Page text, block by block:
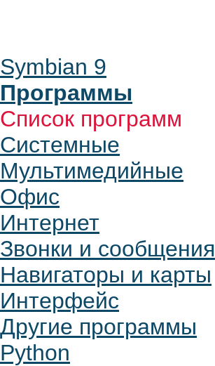
Symbian 9
Программы
Список программ
Системные
Мультимедийные
Офис
Интернет
Звонки и сообщения
Навигаторы и карты
Интерфейс
Другие программы
Python